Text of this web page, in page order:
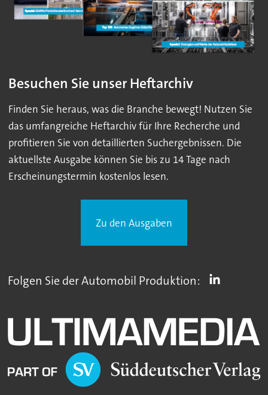
Besuchen Sie unser Heftarchiv
Finden Sie heraus, was die Branche bewegt! Nutzen Sie
das umfangreiche Heftarchiv für Ihre Recherche und
profitieren Sie von detaillierten Suchergebnissen. Die
aktuellste Ausgabe können Sie bis zu 14 Tage nach
Erscheinungstermin kostenlos lesen.
Zu den Ausgaben
Folgen Sie der Automobil Produktion: